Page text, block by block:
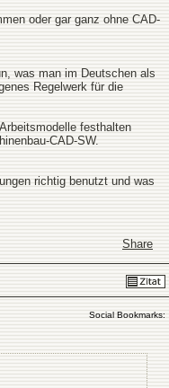
oder gar ganz ohne CAD-
was man im Deutschen als
Regelwerk für die
festhalten
CAD-SW.
richtig benutzt und was
Share
Social Bookmarks: